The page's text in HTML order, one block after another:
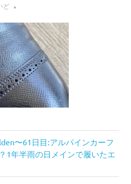
ど
〜61日目:アルパインカーフ
1年半雨の日メインで履いたエ